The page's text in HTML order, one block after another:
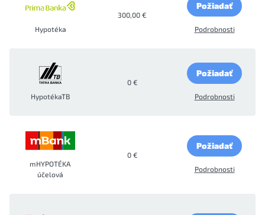
Hypotéka
300,00 €
Požiadať
Podrobnosti
HypotékaTB
0 €
Požiadať
Podrobnosti
mHYPOTÉKA
účelová
0 €
Požiadať
Podrobnosti